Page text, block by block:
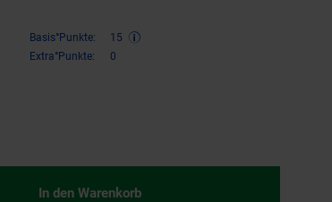
Basis°Punkte:
15
Extra°Punkte:
0
In den Warenkorb